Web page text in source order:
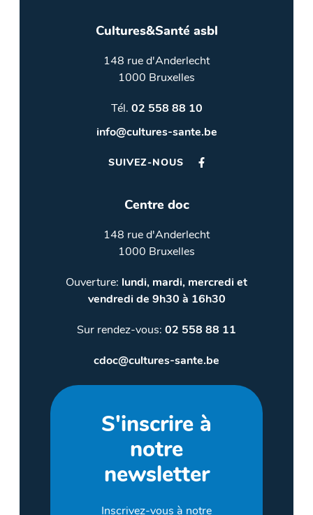
Cultures&Santé asbl
148 rue d'Anderlecht
1000 Bruxelles
Tél. 02 558 88 10
info@cultures-sante.be
SUIVEZ-NOUS
Centre doc
148 rue d'Anderlecht
1000 Bruxelles
Ouverture: lundi, mardi, mercredi et
vendredi de 9h30 à 16h30
Sur rendez-vous: 02 558 88 11
cdoc@cultures-sante.be
S'inscrire à
notre
newsletter
Inscrivez-vous à notre